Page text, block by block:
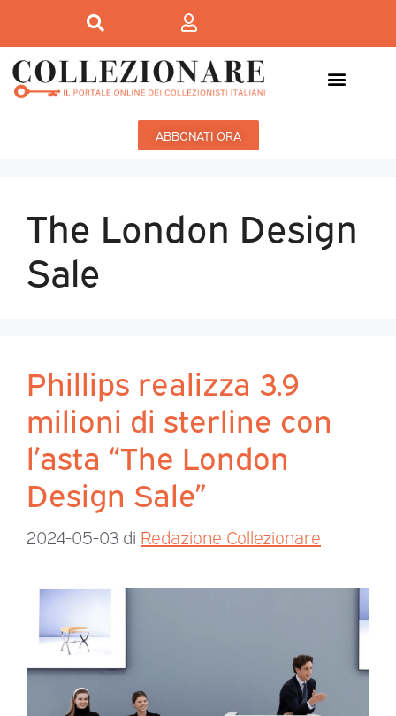
ABBONATI ORA
The London Design
Sale
Phillips realizza 3.9
milioni di sterline con
l’asta “The London
Design Sale”
2024-05-03 di Redazione Collezionare